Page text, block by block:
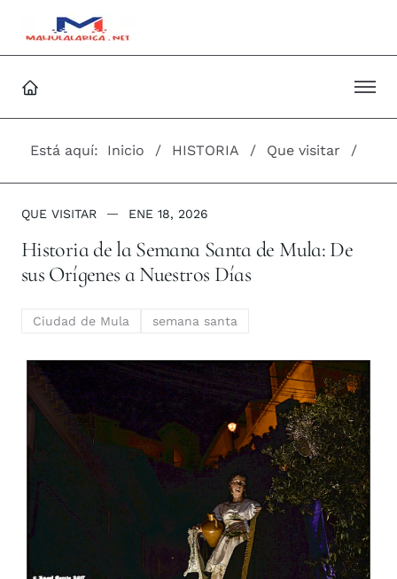
Está aquí: Inicio HISTORIA Que visitar
QUE VISITAR ENE 18, 2026
Historia de la Semana Santa de Mula: De
sus Orígenes a Nuestros Días
Ciudad de Mula semana santa